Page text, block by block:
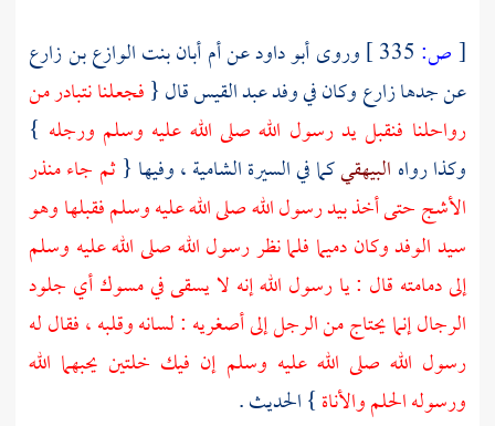
[ص: وروىأبو داودعنأم أبان بنت الوازع بن زارع
عن جدهازارعوكان فيوفد عبد القيسقال {فجعلنا نتبادر من
رواحلنا فنقبل يد رسول الله صلى الله عليه وسلم ورجله }
وكذا رواه البيهقيكما في السيرة الشامية ، وفيها {ثم جاءمنذر
الأشجحتى أخذ بيد رسول الله صلى الله عليه وسلم فقبلها وهو
سيد الوفد وكان دميما فلما نظر رسول الله صلى الله عليه وسلم
إلى دمامته قال : يا رسول الله إنه لا يسقى في مسوك أي جلود
الرجال إنما يحتاج من الرجل إلى أصغريه : لسانه وقلبه ، فقال له
رسول الله صلى الله عليه وسلم إن فيك خلتين يحبهما الله
ورسوله الحلم والأناة} الحديث .